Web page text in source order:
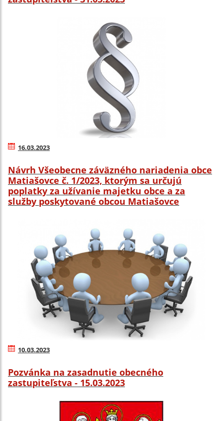
16.03.2023
Návrh Všeobecne záväzného nariadenia obce
Matiašovce č. 1/2023, ktorým sa určujú
poplatky za užívanie majetku obce a za
služby poskytované obcou Matiašovce
10.03.2023
Pozvánka na zasadnutie obecného
zastupiteľstva - 15.03.2023